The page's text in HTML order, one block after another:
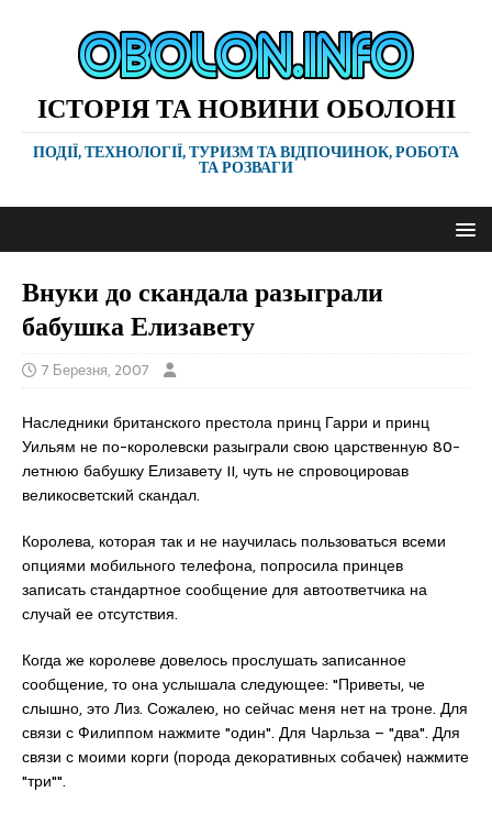
ІСТОРІЯ ТА НОВИНИ ОБОЛОНІ
ПОДІЇ, ТЕХНОЛОГІЇ, ТУРИЗМ ТА ВІДПОЧИНОК, РОБОТА
ТА РОЗВАГИ
Внуки до скандала разыграли
бабушка Елизавету
7 Березня, 2007
Наследники британского престола принц Гарри и принц
Уильям не по-королевски разыграли свою царственную 80-
летнюю бабушку Елизавету II, чуть не спровоцировав
великосветский скандал.
Королева, которая так и не научилась пользоваться всеми
опциями мобильного телефона, попросила принцев
записать стандартное сообщение для автоответчика на
случай ее отсутствия.
Когда же королеве довелось прослушать записанное
сообщение, то она услышала следующее: "Приветы, че
слышно, это Лиз. Сожалею, но сейчас меня нет на троне. Для
связи с Филиппом нажмите "один". Для Чарльза – "два". Для
связи с моими корги (порода декоративных собачек) нажмите
"три"".